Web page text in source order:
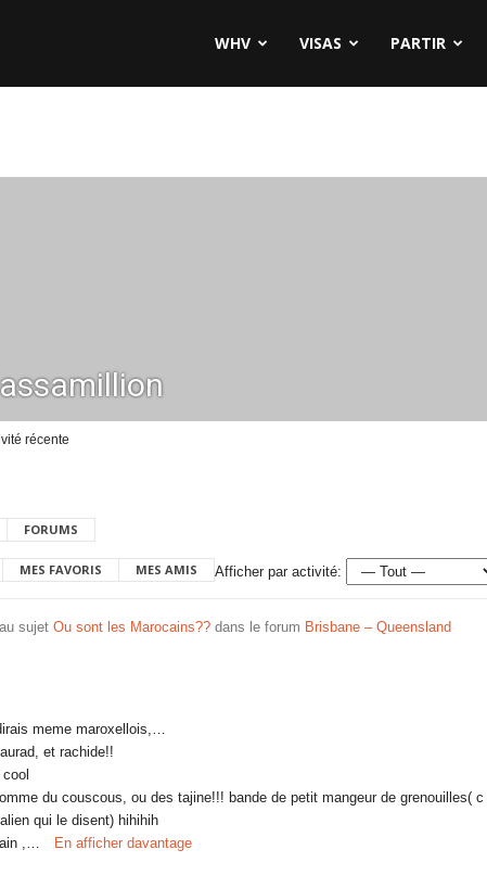
WHV VISAS PARTIR
récente
FORUMS
MES FAVORIS MES AMIS Afficher par activité:
sujet Ou sont les Marocains?? dans le forum Brisbane – Queensland
meme maroxellois,…
et rachide!!
du couscous, ou des tajine!!! bande de petit mangeur de grenouilles( c
qui le disent) hihihih
,…
En afficher davantage